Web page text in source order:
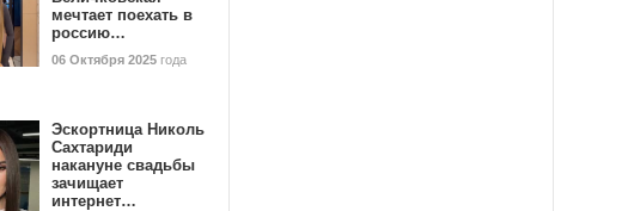
мечтает поехать в
россию…
06 Октября 2025 года
Эскортница Николь
Сахтариди
накануне свадьбы
зачищает
интернет…